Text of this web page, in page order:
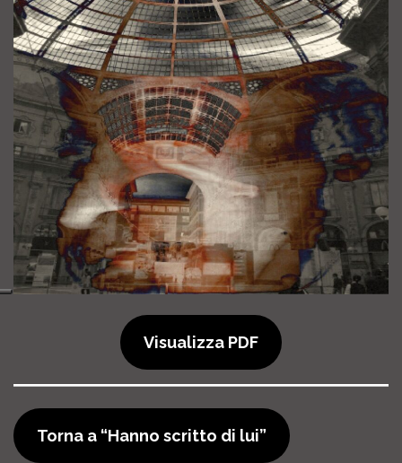
Visualizza PDF
Torna a “Hanno scritto di lui”